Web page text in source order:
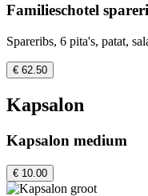
Familieschotel
Spareribs, 6 pita's, patat,
€ 62.50
Kapsalon
Kapsalon medium
€ 10.00